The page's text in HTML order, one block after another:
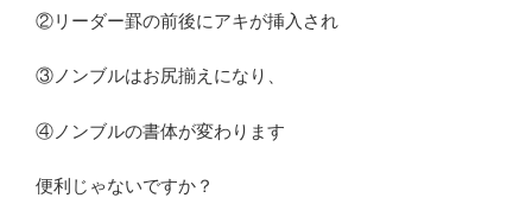
②リーダー罫の前後にアキが挿入され
③ノンブルはお尻揃えになり、
④ノンブルの書体が変わります
便利じゃないですか？